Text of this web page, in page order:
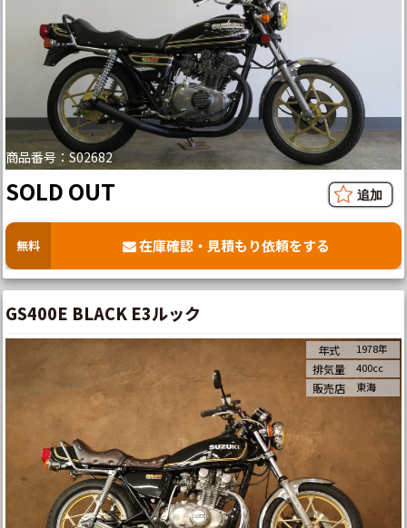
商品番号：S02682
SOLD OUT
無料 在庫確認・見積もり依頼をする
GS400E BLACK E3ルック
年式 1978年
排気量 400cc
販売店 東海